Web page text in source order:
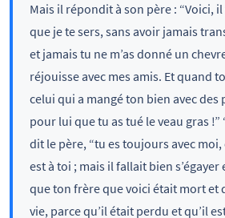
Mais il répondit à son père : “Voici, il
que je te sers, sans avoir jamais
et jamais tu ne m’as donné un
réjouisse avec mes amis. Et quand
celui qui a mangé ton bien avec des
pour lui que tu as tué le veau gras !”
dit le père, “tu es toujours avec moi,
est à toi ; mais il fallait bien
que ton frère que voici était mort et
vie, parce qu’il était perdu et qu’il